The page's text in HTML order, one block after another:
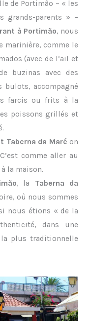
de Portimão – « les
grands-parents » –
à Portimão, nous
marinière, comme le
(avec de l’ail et
buzinas avec des
bulots, accompagné
farcis ou frits à la
poissons grillés et
Taberna da Maré on
comme aller au
la maison.
, la Taberna da
où nous sommes
nous étions « de la
dans une
plus traditionnelle